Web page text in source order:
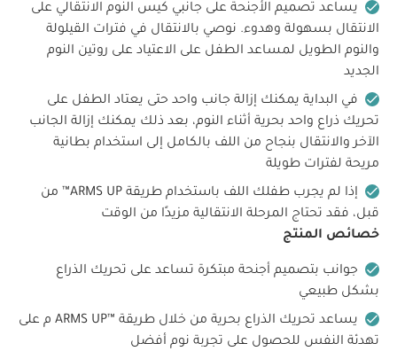
يساعد تصميم الأجنحة على جانبي كيس النوم الانتقالي على
الانتقال بسهولة وهدوء. نوصي بالانتقال في فترات القيلولة
والنوم الطويل لمساعد الطفل على الاعتياد على روتين النوم
الجديد
في البداية يمكنك إزالة جانب واحد حتى يعتاد الطفل على
تحريك ذراع واحد بحرية أثناء النوم، بعد ذلك يمكنك إزالة الجانب
الآخر والانتقال بنجاح من اللف بالكامل إلى استخدام بطانية
مريحة لفترات طويلة
إذا لم يجرب طفلك اللف باستخدام طريقة ARMS UP™ من
قبل، فقد تحتاج المرحلة الانتقالية مزيدًا من الوقت‎
خصائص المنتج
جوانب بتصميم أجنحة مبتكرة تساعد على تحريك الذراع
بشكل طبيعي
يساعد تحريك الذراع بحرية من خلال طريقة ARMS UP™‎ م على
تهدئة النفس للحصول على تجربة نوم أفضل